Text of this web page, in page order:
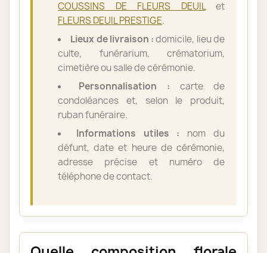
COUSSINS DE FLEURS DEUILet
FLEURS DEUIL PRESTIGE.
Lieux de livraison :domicile, lieu de
culte, funérarium, crématorium,
cimetière ou salle de cérémonie.
Personnalisation : carte de
condoléances et, selon le produit,
ruban funéraire.
Informations utiles : nom du
défunt, date et heure de cérémonie,
adresse précise et numéro de
téléphone de contact.